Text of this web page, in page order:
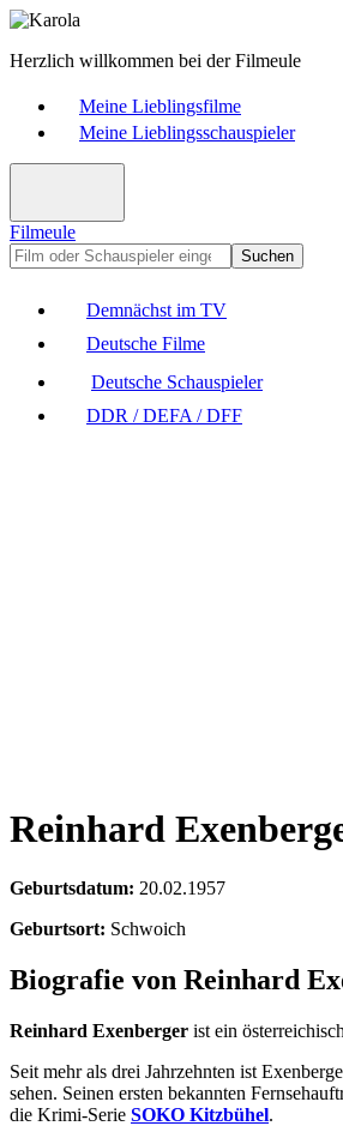
Herzlich willkommen bei der Filmeule
Meine Lieblingsfilme
Meine Lieblingsschauspieler
Filmeule
Suchen
Demnächst im TV
Deutsche Filme
Deutsche Schauspieler
DDR / DEFA / DFF
Reinhard
Geburtsdatum: 20.02.1957
Geburtsort: Schwoich
Biografie von Reinhard
Reinhard Exenberger ist ein
Seit mehr als drei Jahrzehnten ist
sehen. Seinen ersten bekannten
die Krimi-Serie SOKO Kitzbühel.